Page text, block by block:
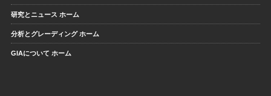
研究とニュース ホーム
分析とグレーディング ホーム
GIAについて ホーム